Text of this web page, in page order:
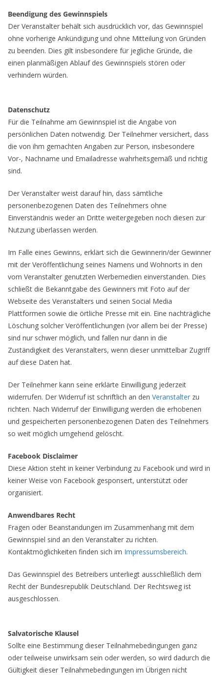
Beendigung des Gewinnspiels
Der Veranstalter behält sich ausdrücklich vor, das Gewinnspiel
ohne vorherige Ankündigung und ohne Mitteilung von Gründen
zu beenden. Dies gilt insbesondere für jegliche Gründe, die
einen planmäßigen Ablauf des Gewinnspiels stören oder
verhindern würden.
Datenschutz
Für die Teilnahme am Gewinnspiel ist die Angabe von
persönlichen Daten notwendig. Der Teilnehmer versichert, dass
die von ihm gemachten Angaben zur Person, insbesondere
Vor-, Nachname und Emailadresse wahrheitsgemäß und richtig
sind.
Der Veranstalter weist darauf hin, dass sämtliche
personenbezogenen Daten des Teilnehmers ohne
Einverständnis weder an Dritte weitergegeben noch diesen zur
Nutzung überlassen werden.
Im Falle eines Gewinns, erklärt sich die Gewinnerin/der Gewinner
mit der Veröffentlichung seines Namens und Wohnorts in den
vom Veranstalter genutzten Werbemedien einverstanden. Dies
schließt die Bekanntgabe des Gewinners mit Foto auf der
Webseite des Veranstalters und seinen Social Media
Plattformen sowie die örtliche Presse mit ein. Eine nachträgliche
Löschung solcher Veröffentlichungen (vor allem bei der Presse)
sind nur schwer möglich, und fallen nur dann in die
Zuständigkeit des Veranstalters, wenn dieser unmittelbar Zugriff
auf diese Daten hat.
Der Teilnehmer kann seine erklärte Einwilligung jederzeit
widerrufen. Der Widerruf ist schriftlich an den Veranstalter zu
richten. Nach Widerruf der Einwilligung werden die erhobenen
und gespeicherten personenbezogenen Daten des Teilnehmers
so weit möglich umgehend gelöscht.
Facebook Disclaimer
Diese Aktion steht in keiner Verbindung zu Facebook und wird in
keiner Weise von Facebook gesponsert, unterstützt oder
organisiert.
Anwendbares Recht
Fragen oder Beanstandungen im Zusammenhang mit dem
Gewinnspiel sind an den Veranstalter zu richten.
Kontaktmöglichkeiten finden sich im Impressumsbereich.
Das Gewinnspiel des Betreibers unterliegt ausschließlich dem
Recht der Bundesrepublik Deutschland. Der Rechtsweg ist
ausgeschlossen.
Salvatorische Klausel
Sollte eine Bestimmung dieser Teilnahmebedingungen ganz
oder teilweise unwirksam sein oder werden, so wird dadurch die
Gültigkeit dieser Teilnahmebedingungen im Übrigen nicht